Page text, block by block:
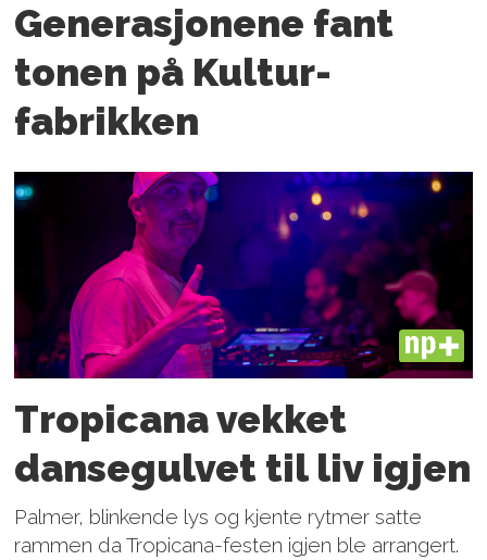
Generasjonene fant
tonen på Kultur­
fabrikken
PLUS
Tropicana vekket
dansegulvet til liv igjen
Palmer, blinkende lys og kjente rytmer satte
rammen da Tropicana-festen igjen ble arrangert.